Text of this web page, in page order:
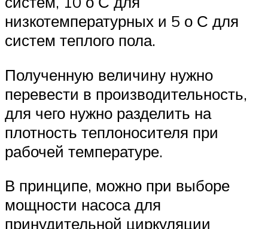
низкотемпературных и 5 о С для
систем теплого пола.
Полученную величину нужно
перевести в производительность,
для чего нужно разделить на
плотность теплоносителя при
рабочей температуре.
В принципе, можно при выборе
мощности насоса для
принудительной циркуляции